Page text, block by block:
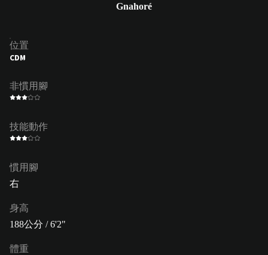
Gnahoré
位置
CDM
非慣用腳
技能動作
慣用腳
右
身高
188公分 / 6'2"
體重